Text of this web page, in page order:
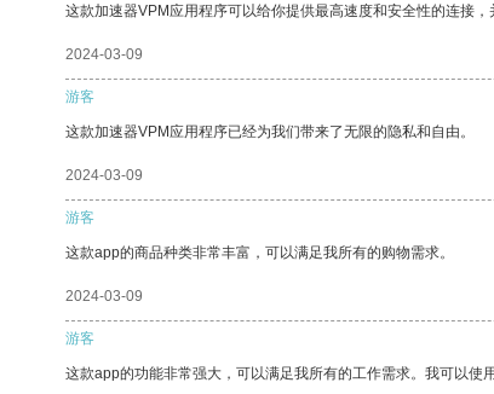
这款加速器VPM应用程序可以给你提供最高速度和安全性的连接，
2024-03-09
游客
这款加速器VPM应用程序已经为我们带来了无限的隐私和自由。
2024-03-09
游客
这款app的商品种类非常丰富，可以满足我所有的购物需求。
2024-03-09
游客
这款app的功能非常强大，可以满足我所有的工作需求。我可以使